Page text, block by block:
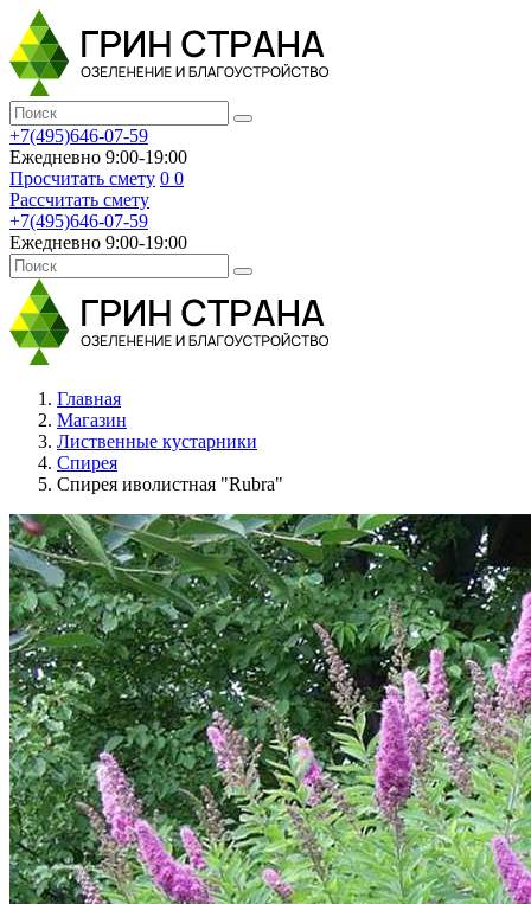
+7(495)646-07-59
Ежедневно 9:00-19:00
Просчитать смету 0 0
Рассчитать смету
+7(495)646-07-59
Ежедневно 9:00-19:00
Главная
Магазин
Лиственные кустарники
Спирея
Спирея иволистная "Rubra"